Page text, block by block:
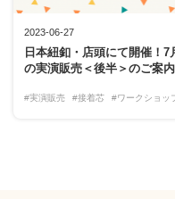
2023-06-27
日本紐釦・店頭にて開催！7
の実演販売＜後半＞のご案内
#実演販売 #接着芯 #ワークショッ